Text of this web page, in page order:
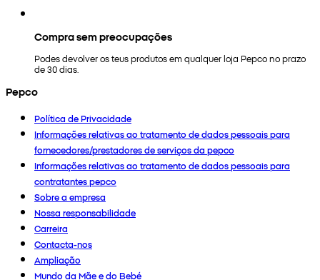
Compra sem preocupações
Podes devolver os teus produtos em qualquer loja Pepco no prazo
de 30 dias.
Pepco
Política de Privacidade
Informações relativas ao tratamento de dados pessoais para
fornecedores/prestadores de serviços da pepco
Informações relativas ao tratamento de dados pessoais para
contratantes pepco
Sobre a empresa
Nossa responsabilidade
Carreira
Contacta-nos
Ampliação
Mundo da Mãe e do Bebé